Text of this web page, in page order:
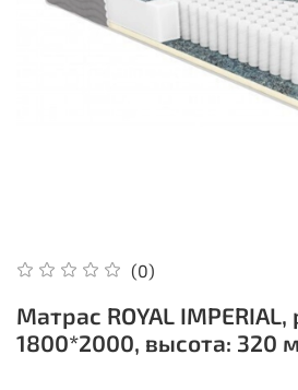
(0)
Матрас ROYAL
1800*2000, высота: 320